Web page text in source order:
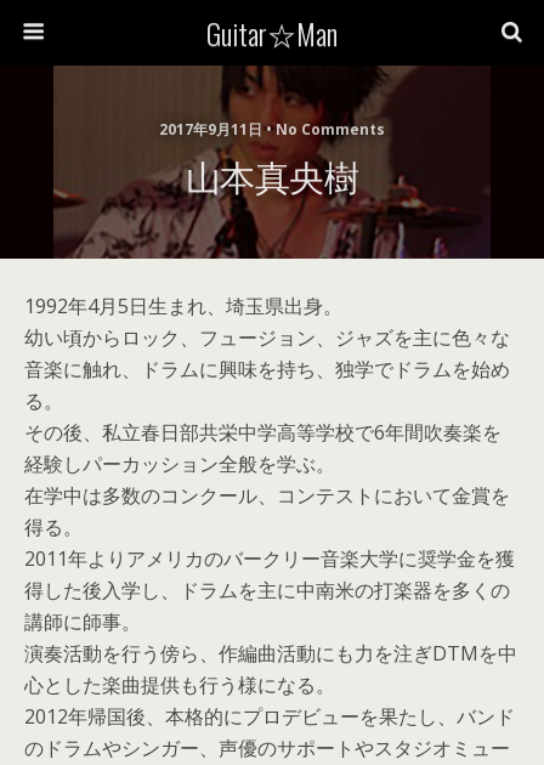
Guitar☆Man
2017年9月11日 • No Comments
山本真央樹
1992年4月5日生まれ、埼玉県出身。
幼い頃からロック、フュージョン、ジャズを主に色々な
音楽に触れ、ドラムに興味を持ち、独学でドラムを始め
る。
その後、私立春日部共栄中学高等学校で6年間吹奏楽を
経験しパーカッション全般を学ぶ。
在学中は多数のコンクール、コンテストにおいて金賞を
得る。
2011年よりアメリカのバークリー音楽大学に奨学金を獲
得した後入学し、ドラムを主に中南米の打楽器を多くの
講師に師事。
演奏活動を行う傍ら、作編曲活動にも力を注ぎDTMを中
心とした楽曲提供も行う様になる。
2012年帰国後、本格的にプロデビューを果たし、バンド
のドラムやシンガー、声優のサポートやスタジオミュー